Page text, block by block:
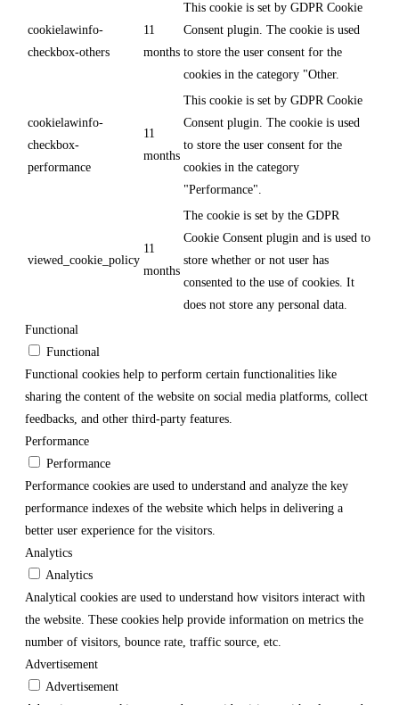
cookielawinfo-
checkbox-others
11
months
This cookie is set by GDPR Cookie
Consent plugin. The cookie is used
to store the user consent for the
cookies in the category "Other.
cookielawinfo-
checkbox-
performance
11
months
This cookie is set by GDPR Cookie
Consent plugin. The cookie is used
to store the user consent for the
cookies in the category
"Performance".
viewed_cookie_policy
11
months
The cookie is set by the GDPR
Cookie Consent plugin and is used to
store whether or not user has
consented to the use of cookies. It
does not store any personal data.
Functional
Functional
Functional cookies help to perform certain functionalities like
sharing the content of the website on social media platforms, collect
feedbacks, and other third-party features.
Performance
Performance
Performance cookies are used to understand and analyze the key
performance indexes of the website which helps in delivering a
better user experience for the visitors.
Analytics
Analytics
Analytical cookies are used to understand how visitors interact with
the website. These cookies help provide information on metrics the
number of visitors, bounce rate, traffic source, etc.
Advertisement
Advertisement